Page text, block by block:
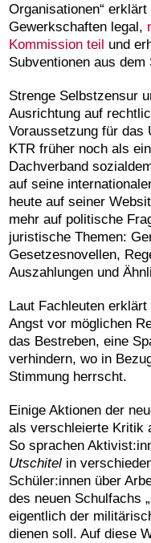
Organisationen“
Gewerkschaften legal,
Kommission teil und
Subventionen aus dem
Strenge Selbstzensur
Ausrichtung auf
Voraussetzung für das
KTR früher noch als
Dachverband
auf seine
heute auf seiner
mehr auf politische
juristische Themen:
Gesetzesnovellen,
Auszahlungen und
Laut Fachleuten
Angst vor möglichen
das Bestreben, eine
verhindern, wo in
Stimmung herrscht.
Einige Aktionen der
als verschleierte Kritik
So sprachen
Utschitel in
Schüler:innen über
des neuen Schulfachs
eigentlich der
dienen soll. Auf diese